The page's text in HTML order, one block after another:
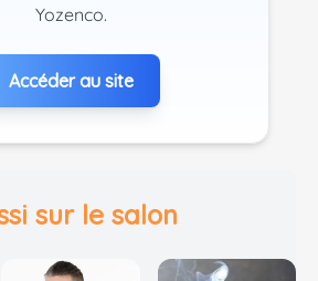
Yozenco.
Accéder au site
sur le salon